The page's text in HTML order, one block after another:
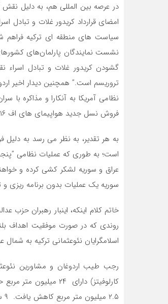
در عرصه بین المللی هم، به دلیل
امضای قرارداد کریدور غلات و تبادل
سیاست های منطقه ای ترکیه
نشست نمایندگان پارلمان‌های
گشودن کریدور غلات و تبادل اسراء
نظامی آمریکا به آنکارا و مذاکره
فروش نسل جدید هواپیمای های اف ۱۶ به ترکیه، اعتماد به نفس تازه‌ای به رهبران حزب عدالت و توسعه بخشیده است.
به هر تقدیر، به نظر می رسد به دلیل‌
است؛ به طوری که عملیات نظامی
عراق و سوریه لشکر کشی کرده و
سوریه یک عملیات بدون برنامه ریزی
خاتم کلام اینکه، اینبار رهبران حزب
روندی که در صورت موفقیت اهداف
اسلامگرایان نئوعثمانی ترکیه به